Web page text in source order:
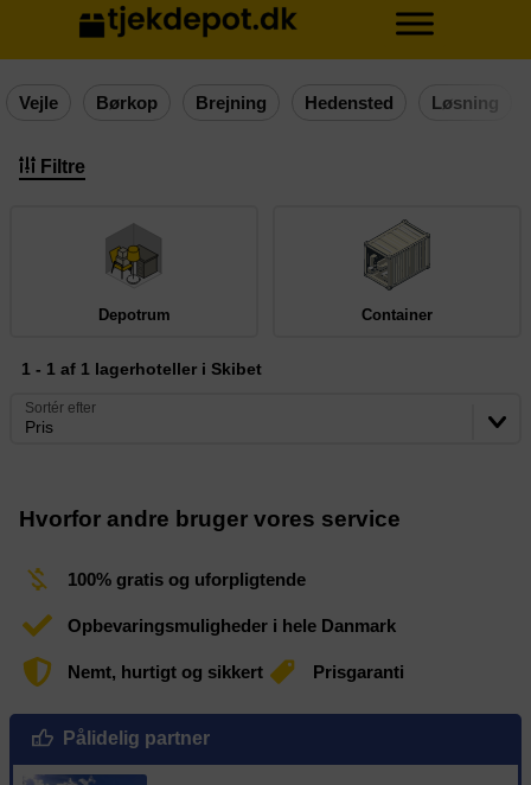
Vejle Børkop Brejning Hedensted Løsning
Filtre
Depotrum Container
1 - 1 af 1 lagerhoteller i Skibet
Pris
Sortér efter
Hvorfor andre bruger vores service
100% gratis og uforpligtende
Opbevaringsmuligheder i hele Danmark
Nemt, hurtigt og sikkert Prisgaranti
Pålidelig partner